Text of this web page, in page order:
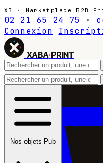
XB · Marketplace B2B
02 21 65 24 75 ·
Connexion
XABA·PRINT
Nos objets Pub